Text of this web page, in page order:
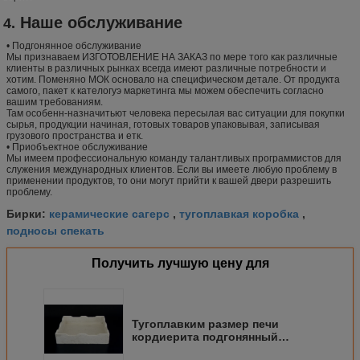
4. Наше обслуживание
• Подгонянное обслуживание
Мы признаваем ИЗГОТОВЛЕНИЕ НА ЗАКАЗ по мере того как различные
клиенты в различных рынках всегда имеют различные потребности и
хотим. Поменяно МОК основало на специфическом детале. От продукта
самого, пакет к кателогуэ маркетинга мы можем обеспечить согласно
вашим требованиям.
Там особенн-назначитьют человека пересылая вас ситуации для покупки
сырья, продукции начиная, готовых товаров упаковывая, записывая
грузового пространства и етк.
• Приобъектное обслуживание
Мы имеем профессиональную команду талантливых программистов для
служения международных клиентов. Если вы имеете любую проблему в
применении продуктов, то они могут прийти к вашей двери разрешить
проблему.
Бирки: керамические сагерс , тугоплавкая коробка ,
подносы спекать
Получить лучшую цену для
Тугоплавким размер печи
кордиерита подгонянный